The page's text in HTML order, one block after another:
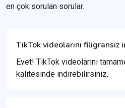
en çok sorulan sorular.
TikTok videolarını
Evet! TikTok videolarını
kalitesinde indirebilirsiniz.